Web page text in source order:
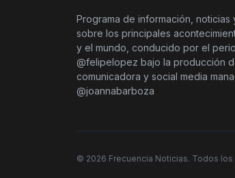
Programa de información, noticias
sobre los principales
y el mundo, conducido por el
@felipelopez bajo la producción
comunicadora y social media
@joannabarboza
© 2026 Frecuencia Noticias. Todos